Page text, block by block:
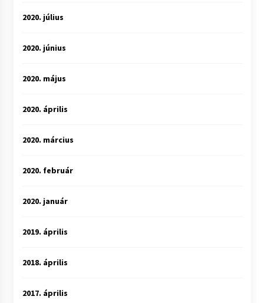
2020. július
2020. június
2020. május
2020. április
2020. március
2020. február
2020. január
2019. április
2018. április
2017. április